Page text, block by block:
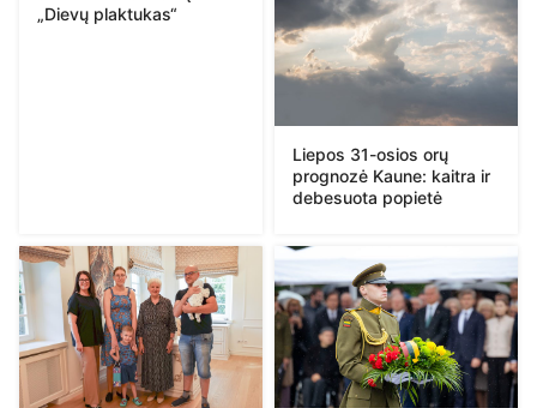
„Dievų plaktukas“
Liepos 31-osios orų
prognozė Kaune: kaitra ir
debesuota popietė